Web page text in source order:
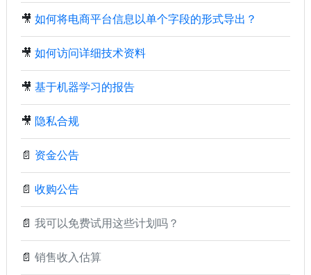
🎥 如何将电商平台信息以单个字段的形式导出？
🎥 如何访问详细技术资料
🎥 基于机器学习的报告
🎥 隐私合规
📄 资金公告
📄 收购公告
📄 我可以免费试用这些计划吗？
📄 销售收入估算